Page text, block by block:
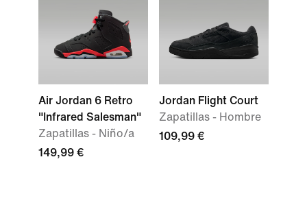
Air Jordan 6 Retro
"Infrared Salesman"
Zapatillas - Niño/a
149,99 €
Jordan Flight Court
Zapatillas - Hombre
109,99 €